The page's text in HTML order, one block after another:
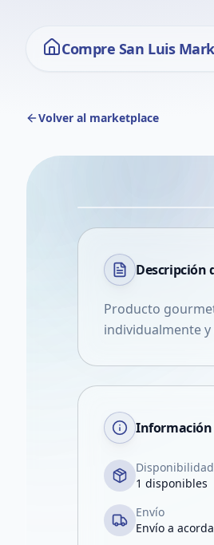
Compre San Luis
Volver al marketplace
Descripción
Producto
individualmente
Disponibilidad
1 disponibles
Envío
Envío a